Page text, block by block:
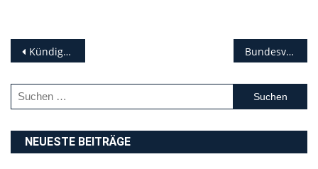
Beitragsnavigation
Kündigung des Arbeitsverhältnisses bei Vorlage einer Impfunfähigkeits­bescheinigung aus dem Internet Bundesverfassungsgericht: Einrichtungs- und Unternehmensbezogene Nachweispflicht einer Impfung gegen COVID-19 ist verfassungsgemäß
Suchen
nach:
NEUESTE BEITRÄGE